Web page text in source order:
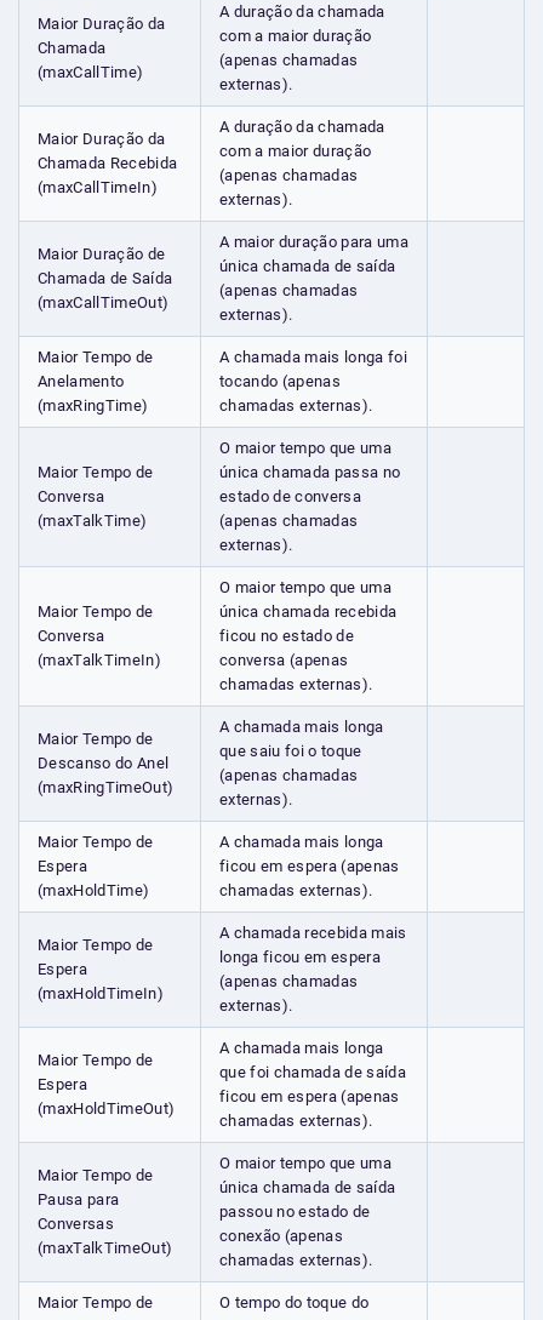
Maior Duração da
Chamada
(maxCallTime)
A duração da chamada
com a maior duração
(apenas chamadas
externas).
Maior Duração da
Chamada Recebida
(maxCallTimeIn)
A duração da chamada
com a maior duração
(apenas chamadas
externas).
Maior Duração de
Chamada de Saída
(maxCallTimeOut)
A maior duração para uma
única chamada de saída
(apenas chamadas
externas).
Maior Tempo de
Anelamento
(maxRingTime)
A chamada mais longa foi
tocando (apenas
chamadas externas).
Maior Tempo de
Conversa
(maxTalkTime)
O maior tempo que uma
única chamada passa no
estado de conversa
(apenas chamadas
externas).
Maior Tempo de
Conversa
(maxTalkTimeIn)
O maior tempo que uma
única chamada recebida
ficou no estado de
conversa (apenas
chamadas externas).
Maior Tempo de
Descanso do Anel
(maxRingTimeOut)
A chamada mais longa
que saiu foi o toque
(apenas chamadas
externas).
Maior Tempo de
Espera
(maxHoldTime)
A chamada mais longa
ficou em espera (apenas
chamadas externas).
Maior Tempo de
Espera
(maxHoldTimeIn)
A chamada recebida mais
longa ficou em espera
(apenas chamadas
externas).
Maior Tempo de
Espera
(maxHoldTimeOut)
A chamada mais longa
que foi chamada de saída
ficou em espera (apenas
chamadas externas).
Maior Tempo de
Pausa para
Conversas
(maxTalkTimeOut)
O maior tempo que uma
única chamada de saída
passou no estado de
conexão (apenas
chamadas externas).
Maior Tempo de
O tempo do toque do